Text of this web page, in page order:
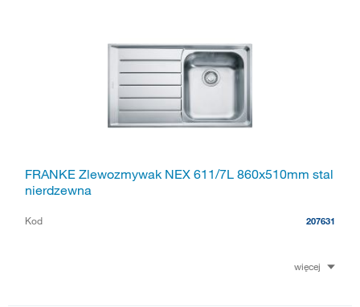
FRANKE Zlewozmywak NEX 611/7L 860x510mm stal
nierdzewna
Kod 207631
więcej